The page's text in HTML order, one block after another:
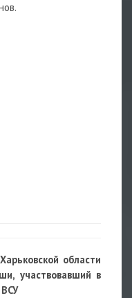
области
участвовавший в